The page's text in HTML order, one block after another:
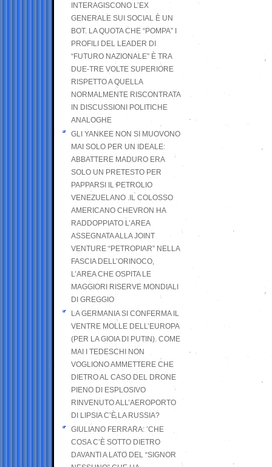
INTERAGISCONO L’EX
GENERALE SUI SOCIAL È UN
BOT. LA QUOTA CHE “POMPA” I
PROFILI DEL LEADER DI
“FUTURO NAZIONALE” È TRA
DUE-TRE VOLTE SUPERIORE
RISPETTO A QUELLA
NORMALMENTE RISCONTRATA
IN DISCUSSIONI POLITICHE
ANALOGHE
GLI YANKEE NON SI MUOVONO
MAI SOLO PER UN IDEALE:
ABBATTERE MADURO ERA
SOLO UN PRETESTO PER
PAPPARSI IL PETROLIO
VENEZUELANO .IL COLOSSO
AMERICANO CHEVRON HA
RADDOPPIATO L’AREA
ASSEGNATA ALLA JOINT
VENTURE “PETROPIAR” NELLA
FASCIA DELL’ORINOCO,
L’AREA CHE OSPITA LE
MAGGIORI RISERVE MONDIALI
DI GREGGIO
LA GERMANIA SI CONFERMA IL
VENTRE MOLLE DELL’EUROPA
(PER LA GIOIA DI PUTIN). COME
MAI I TEDESCHI NON
VOGLIONO AMMETTERE CHE
DIETRO AL CASO DEL DRONE
PIENO DI ESPLOSIVO
RINVENUTO ALL’AEROPORTO
DI LIPSIA C’È LA RUSSIA?
GIULIANO FERRARA: ’CHE
COSA C’È SOTTO DIETRO
DAVANTI A LATO DEL “SIGNOR